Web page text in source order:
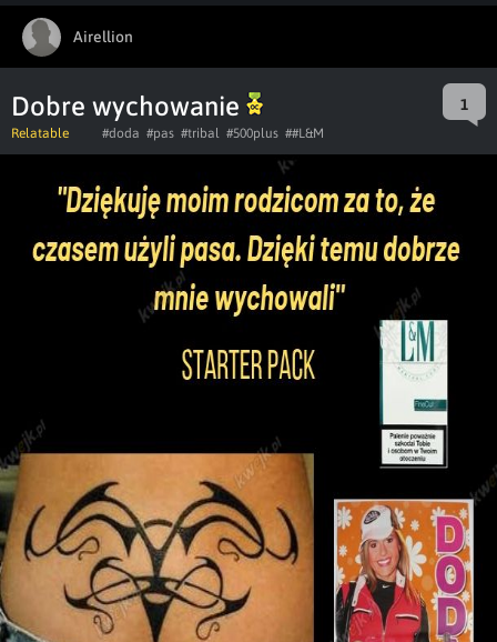
Airellion
Dobre wychowanie 1
Relatable #doda #pas #tribal #500plus ##L&M